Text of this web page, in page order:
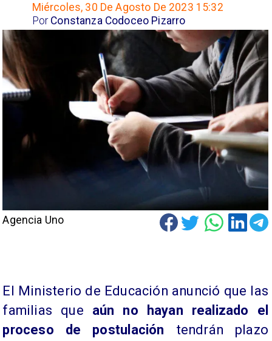
Miércoles, 30 De Agosto De 2023 15:32
Constanza Codoceo Pizarro
Por
Agencia Uno
El Ministerio de Educación anunció que las
familias que aún no hayan realizado el
proceso de postulación tendrán plazo